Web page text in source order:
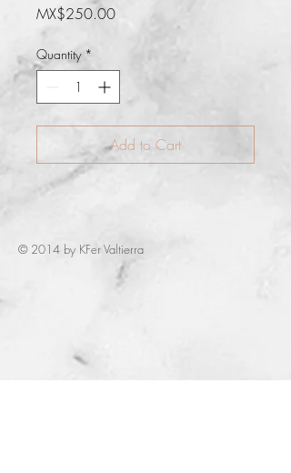
MX$250.00Price
Quantity *
Add to Cart
© 2014 by KFer Valtierra